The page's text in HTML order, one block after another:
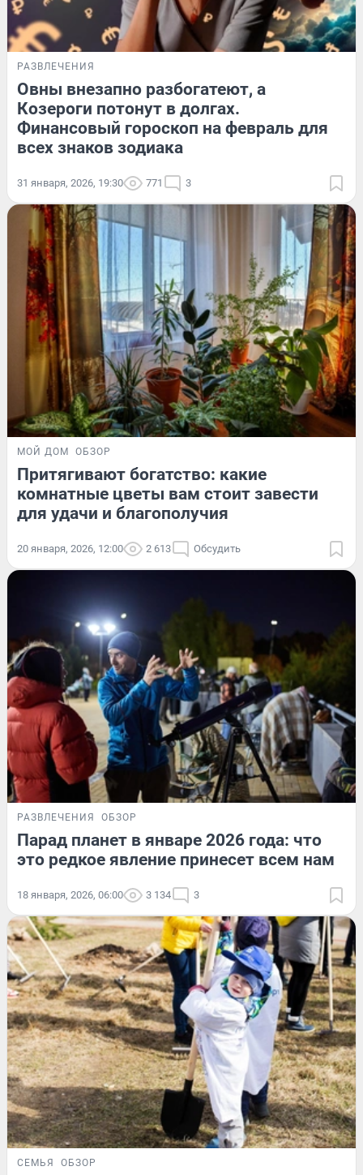
РАЗВЛЕЧЕНИЯ
Овны внезапно разбогатеют, а
Козероги потонут в долгах.
Финансовый гороскоп на февраль для
всех знаков зодиака
31 января, 2026, 19:30 771 3
МОЙ ДОМ ОБЗОР
Притягивают богатство: какие
комнатные цветы вам стоит завести
для удачи и благополучия
20 января, 2026, 12:00 2 613 Обсудить
РАЗВЛЕЧЕНИЯ ОБЗОР
Парад планет в январе 2026 года: что
это редкое явление принесет всем нам
18 января, 2026, 06:00 3 134 3
СЕМЬЯ ОБЗОР